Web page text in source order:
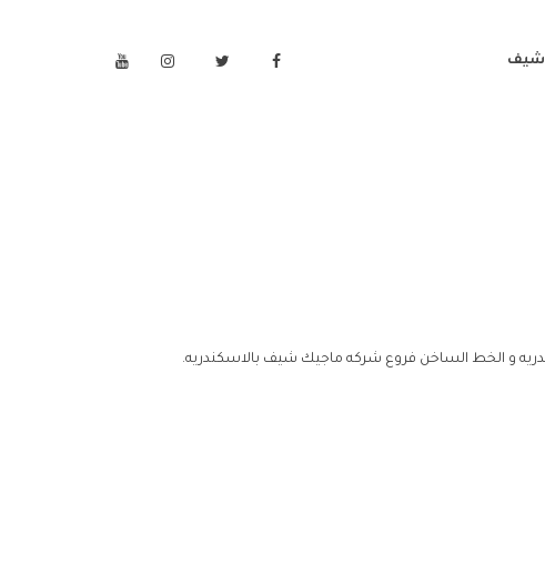
شيف
و الخط الساخن فروع شركه ماجيك شيف بالاسكندريه.